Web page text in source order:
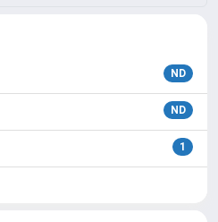
ND
ND
1